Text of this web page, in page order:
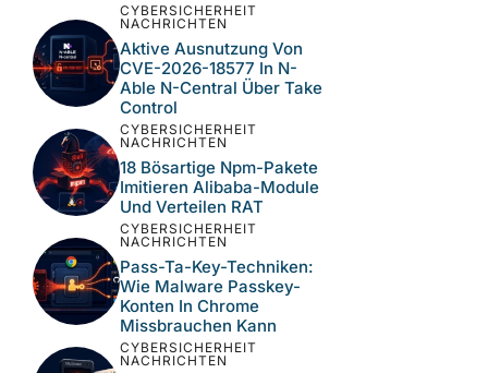
CYBERSICHERHEIT
NACHRICHTEN
Aktive Ausnutzung Von
CVE-2026-18577 In N-
Able N-Central Über Take
Control
CYBERSICHERHEIT
NACHRICHTEN
18 Bösartige Npm-Pakete
Imitieren Alibaba-Module
Und Verteilen RAT
CYBERSICHERHEIT
NACHRICHTEN
Pass-Ta-Key-Techniken:
Wie Malware Passkey-
Konten In Chrome
Missbrauchen Kann
CYBERSICHERHEIT
NACHRICHTEN